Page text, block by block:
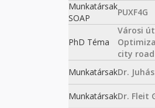
Munkatársak
SOAP
PUXF4G
PhD Téma
Városi
city
MunkatársakDr.
MunkatársakDr. Fleit